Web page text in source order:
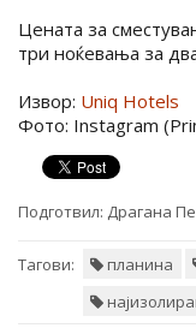
Цената за
три ноќевања за
Извор: Uniq Hotels
Фото: Instagram
Подготвил: Драгана
Тагови: планина